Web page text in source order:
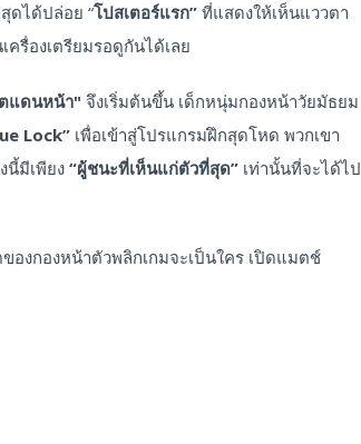
ดได้ปล่อย “โปสเตอร์แรก” ที่แสดงให้เห็นแววตา
รื่องเตรียมรอดูกันได้เลย
แดนหน้า" จึงเริ่มต้นขึ้น เด็กหนุ่มกองหน้าวัยมัธยม
Lock” เพื่อเข้าสู่โปรแกรมฝึกสุดโหด พวกเขา
นี้มีเพียง “ผู้ชนะที่เห็นแก่ตัวที่สุด” เท่านั้นที่จะได้ไป
งกองหน้าตัวพลิกเกมจะเป็นใคร เปิดแมตช์